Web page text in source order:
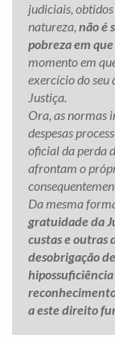
judiciais,
natureza, não é
pobreza em
momento em
exercício do
Justiça.
Ora, as normas
despesas
oficial da perda
afrontam o
Da mesma
gratuidade da
custas e outras
desobrigação
a este direito